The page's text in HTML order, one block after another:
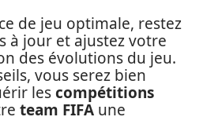
de jeu optimale, restez
à jour et ajustez votre
des évolutions du jeu.
vous serez bien
lescompétitions
team FIFA une